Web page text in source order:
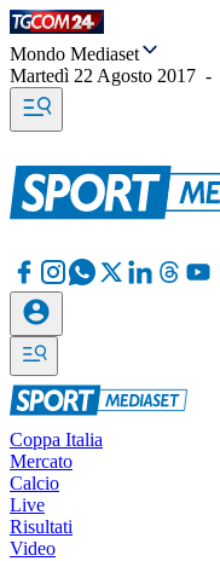
Mondo Mediaset
Martedì 22 Agosto 2017 -
Coppa Italia
Mercato
Calcio
Live
Risultati
Video